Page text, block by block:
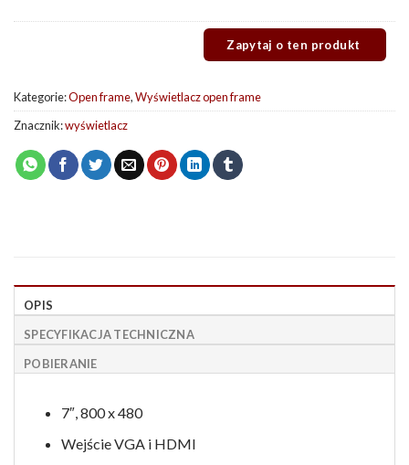
Kategorie:Open frame,Wyświetlacz open frame
Znacznik:wyświetlacz
OPIS
SPECYFIKACJA TECHNICZNA
POBIERANIE
7″, 800 x 480
Wejście VGA i HDMI